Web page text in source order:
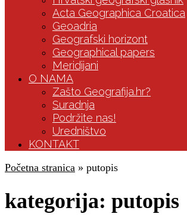
Acta Geographica Croatica
Geoadria
Geografski horizont
Geographical papers
Meridijani
O NAMA
Zašto Geografija.hr?
Suradnja
Podržite nas!
Uredništvo
KONTAKT
Početna stranica » putopis
kategorija: putopis